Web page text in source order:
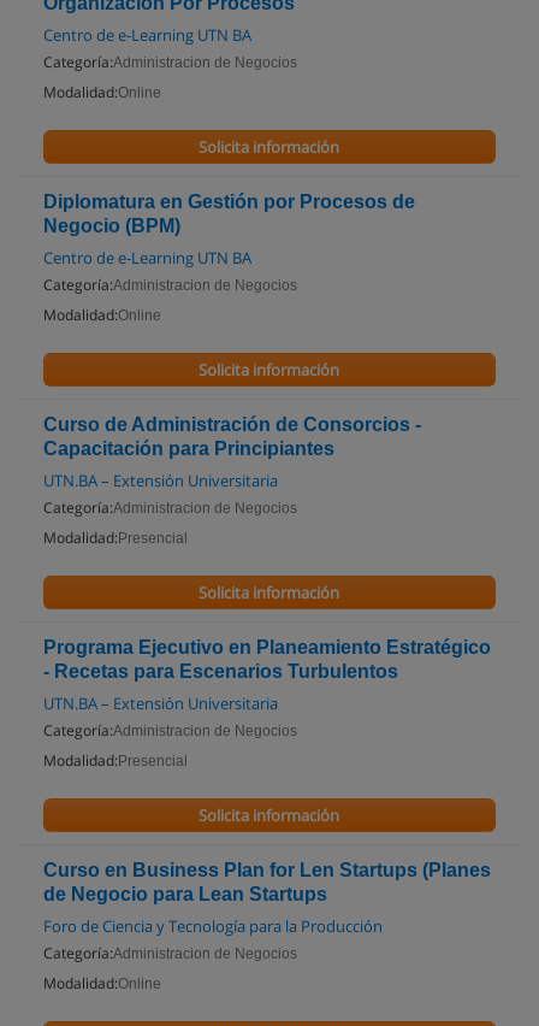
Centro de e-Learning UTN BA
Categoría:Administracion de Negocios
Modalidad:Online
Solicita información
Diplomatura en Gestión por Procesos de
Negocio (BPM)
Centro de e-Learning UTN BA
Categoría:Administracion de Negocios
Modalidad:Online
Solicita información
Curso de Administración de Consorcios -
Capacitación para Principiantes
UTN.BA – Extensión Universitaria
Categoría:Administracion de Negocios
Modalidad: Presencial
Solicita información
Programa Ejecutivo en Planeamiento Estratégico
- Recetas para Escenarios Turbulentos
UTN.BA – Extensión Universitaria
Categoría:Administracion de Negocios
Modalidad: Presencial
Solicita información
Curso en Business Plan for Len Startups (Planes
de Negocio para Lean Startups
Foro de Ciencia y Tecnología para la Producción
Categoría:Administracion de Negocios
Modalidad:Online